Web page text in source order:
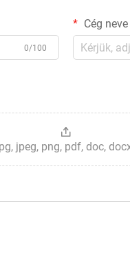
0/100
Cég neve
jpeg, png, pdf, doc,